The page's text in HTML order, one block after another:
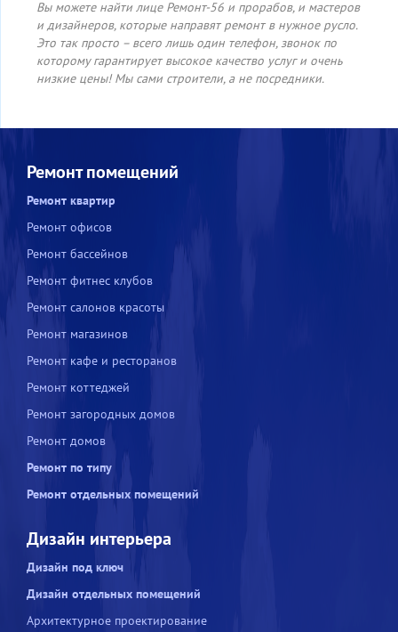
Вы можете найти лице Ремонт-56 и прорабов, и мастеров
и дизайнеров, которые направят ремонт в нужное русло.
Это так просто – всего лишь один телефон, звонок по
которому гарантирует высокое качество услуг и очень
низкие цены! Мы сами строители, а не посредники.
Ремонт помещений
Ремонт квартир
Ремонт офисов
Ремонт бассейнов
Ремонт фитнес клубов
Ремонт салонов красоты
Ремонт магазинов
Ремонт кафе и ресторанов
Ремонт коттеджей
Ремонт загородных домов
Ремонт домов
Ремонт по типу
Ремонт отдельных помещений
Дизайн интерьера
Дизайн под ключ
Дизайн отдельных помещений
Архитектурное проектирование